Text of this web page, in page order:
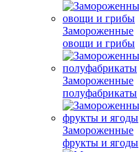
Замороженные
овощи и грибы
Замороженные
полуфабрикаты
Замороженные
фрукты и ягоды